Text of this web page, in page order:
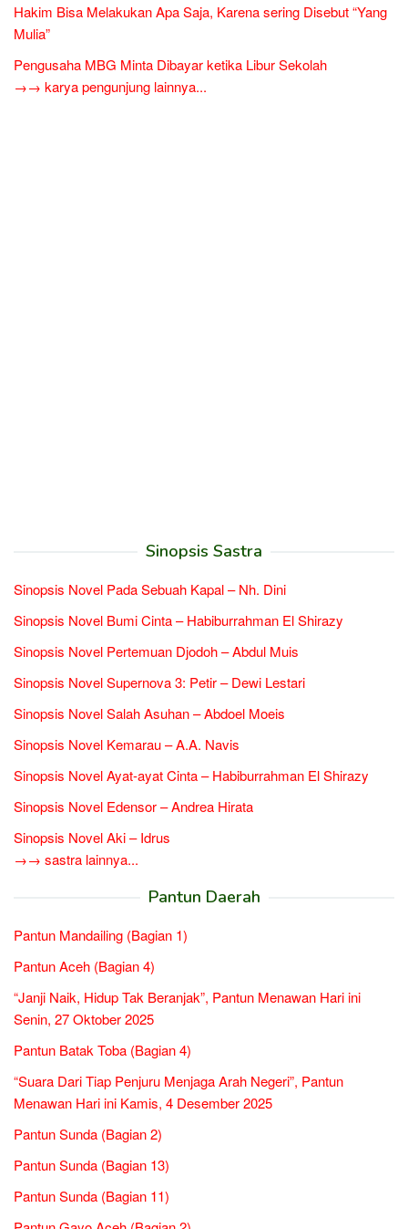
Hakim Bisa Melakukan Apa Saja, Karena sering Disebut “Yang
Mulia”
Pengusaha MBG Minta Dibayar ketika Libur Sekolah
→→ karya pengunjung lainnya...
Sinopsis Sastra
Sinopsis Novel Pada Sebuah Kapal – Nh. Dini
Sinopsis Novel Bumi Cinta – Habiburrahman El Shirazy
Sinopsis Novel Pertemuan Djodoh – Abdul Muis
Sinopsis Novel Supernova 3: Petir – Dewi Lestari
Sinopsis Novel Salah Asuhan – Abdoel Moeis
Sinopsis Novel Kemarau – A.A. Navis
Sinopsis Novel Ayat-ayat Cinta – Habiburrahman El Shirazy
Sinopsis Novel Edensor – Andrea Hirata
Sinopsis Novel Aki – Idrus
→→ sastra lainnya...
Pantun Daerah
Pantun Mandailing (Bagian 1)
Pantun Aceh (Bagian 4)
“Janji Naik, Hidup Tak Beranjak”, Pantun Menawan Hari ini
Senin, 27 Oktober 2025
Pantun Batak Toba (Bagian 4)
“Suara Dari Tiap Penjuru Menjaga Arah Negeri”, Pantun
Menawan Hari ini Kamis, 4 Desember 2025
Pantun Sunda (Bagian 2)
Pantun Sunda (Bagian 13)
Pantun Sunda (Bagian 11)